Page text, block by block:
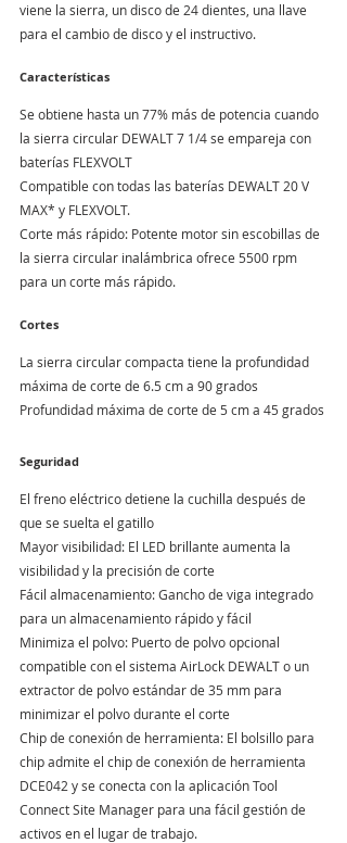
viene la sierra, un disco de 24 dientes, una llave
para el cambio de disco y el instructivo.
Características
Se obtiene hasta un 77% más de potencia cuando
la sierra circular DEWALT 7 1/4 se empareja con
baterías FLEXVOLT
Compatible con todas las baterías DEWALT 20 V
MAX* y FLEXVOLT.
Corte más rápido: Potente motor sin escobillas de
la sierra circular inalámbrica ofrece 5500 rpm
para un corte más rápido.
Cortes
La sierra circular compacta tiene la profundidad
máxima de corte de 6.5 cm a 90 grados
Profundidad máxima de corte de 5 cm a 45 grados
Seguridad
El freno eléctrico detiene la cuchilla después de
que se suelta el gatillo
Mayor visibilidad: El LED brillante aumenta la
visibilidad y la precisión de corte
Fácil almacenamiento: Gancho de viga integrado
para un almacenamiento rápido y fácil
Minimiza el polvo: Puerto de polvo opcional
compatible con el sistema AirLock DEWALT o un
extractor de polvo estándar de 35 mm para
minimizar el polvo durante el corte
Chip de conexión de herramienta: El bolsillo para
chip admite el chip de conexión de herramienta
DCE042 y se conecta con la aplicación Tool
Connect Site Manager para una fácil gestión de
activos en el lugar de trabajo.